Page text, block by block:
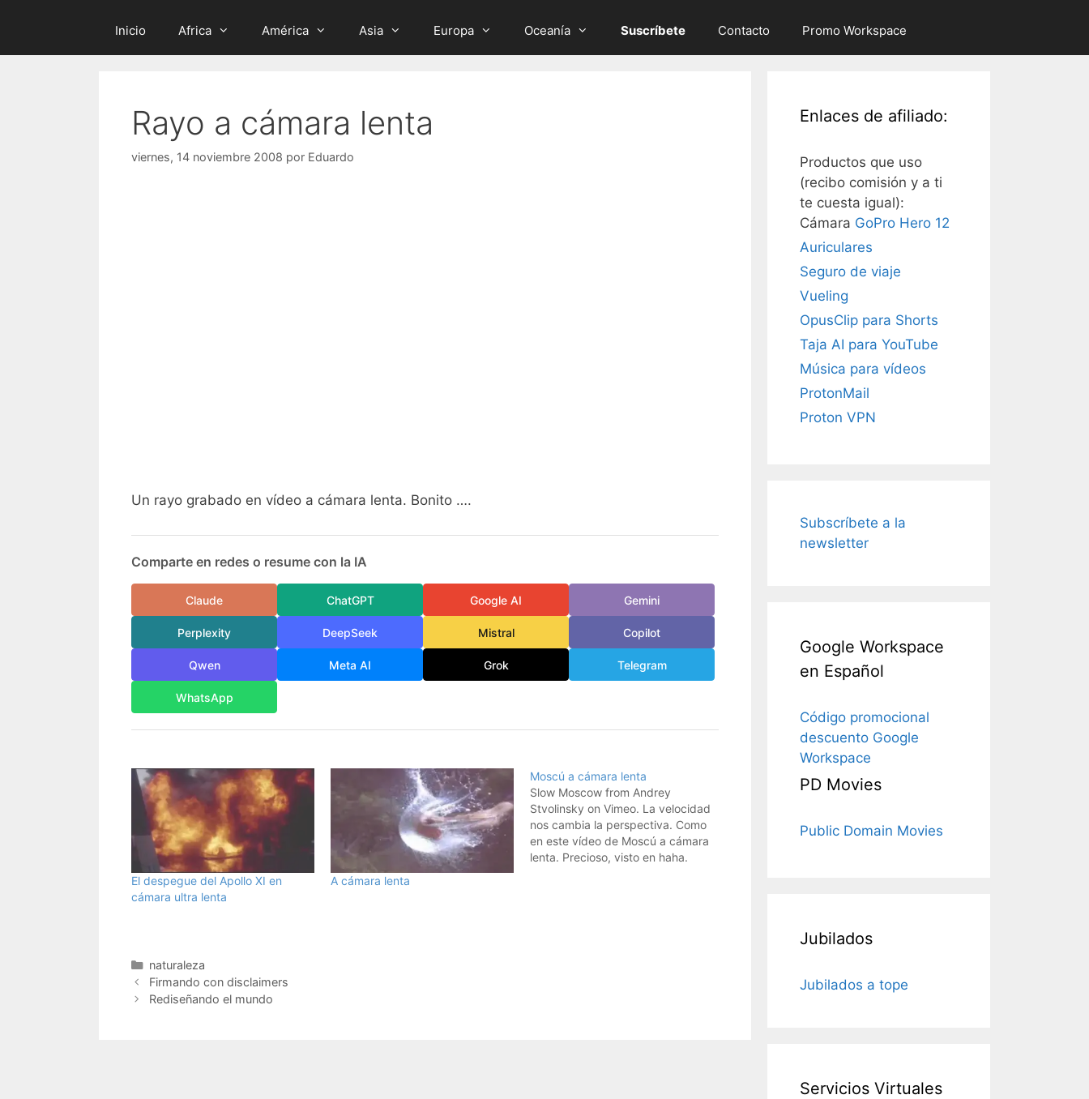
Inicio Africa América Asia Europa Oceanía Suscríbete Contacto Promo Workspace
Rayo a cámara lenta
viernes, 14 noviembre 2008 por Eduardo
Un rayo grabado en vídeo a cámara lenta. Bonito ….
Comparte en redes o resume con la IA
Claude ChatGPT Google AI Gemini
Perplexity DeepSeek Mistral Copilot
Qwen Meta AI Grok Telegram
WhatsApp
El despegue del Apollo XI en
cámara ultra lenta
A cámara lenta
Moscú a cámara lenta
Slow Moscow from Andrey
Stvolinsky on Vimeo. La velocidad
nos cambia la perspectiva. Como
en este vídeo de Moscú a cámara
lenta. Precioso, visto en haha.
Categorías
naturaleza
Firmando con disclaimers
Rediseñando el mundo
Enlaces de afiliado:
Productos que uso
(recibo comisión y a ti
te cuesta igual):
Cámara GoPro Hero 12
Auriculares
Seguro de viaje
Vueling
OpusClip para Shorts
Taja AI para YouTube
Música para vídeos
ProtonMail
Proton VPN
Subscríbete a la
newsletter
Google Workspace
en Español
Código promocional
descuento Google
Workspace
PD Movies
Public Domain Movies
Jubilados
Jubilados a tope
Servicios Virtuales